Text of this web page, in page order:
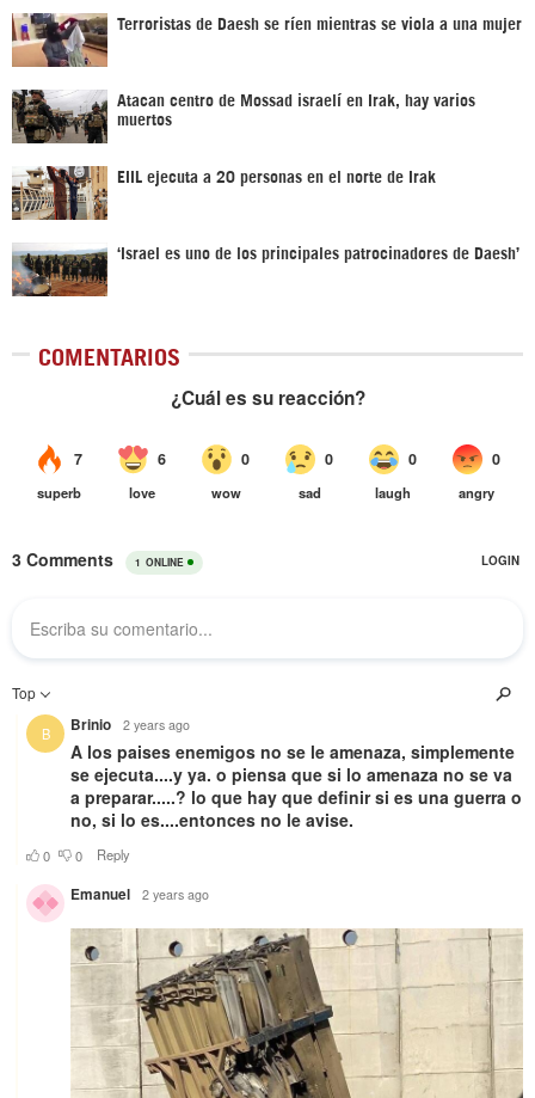
Terroristas de Daesh se ríen mientras se viola a una mujer
Atacan centro de Mossad israelí en Irak, hay varios
muertos
EIIL ejecuta a 20 personas en el norte de Irak
‘Israel es uno de los principales patrocinadores de Daesh’
COMENTARIOS